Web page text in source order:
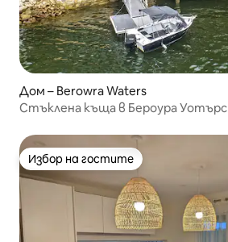
Дом – Berowra Waters
Стъклена къща в Бероура Уотърс
Избор на гостите
Избор на гостите